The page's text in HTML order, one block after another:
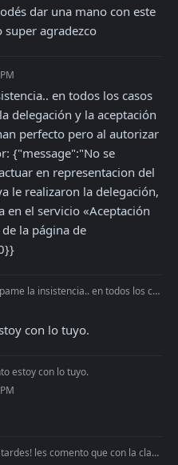
dar una mano con este
agradezco
en todos los casos
delegación y la aceptación
perfecto pero al autorizar
{"message":"No se
en representacion del
le realizaron la delegación,
en el servicio «Aceptación
la página de
que estamos probando la delegación y la aceptación de la delegación funcionan perfecto pero al autorizar si
con lo tuyo.
estoy con lo tuyo.
fiscarl de un cliente completamos por API el proceso de delegación y también lo aceptamos por API.. hasta ahí